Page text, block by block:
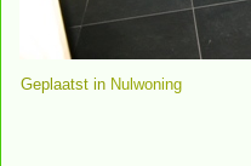
Geplaatst in Nulwoning